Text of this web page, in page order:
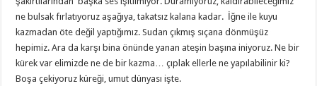
ne bulsak fırlatıyoruz aşağıya, takatsız kalana kadar. İğne ile kuyu
kazmadan öte değil yaptığımız. Sudan çıkmış sıçana dönmüşüz
hepimiz. Ara da karşı bina önünde yanan ateşin başına iniyoruz. Ne bir
kürek var elimizde ne de bir kazma… çıplak ellerle ne yapılabilinir ki?
Boşa çekiyoruz küreği, umut dünyası işte.